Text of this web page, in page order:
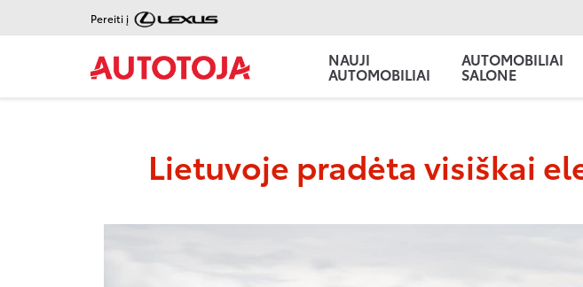
Pereiti į
NAUJI
AUTOMOBILIAI
AUTOMOBILIAI
SALONE
Lietuvoje pradėta visiškai